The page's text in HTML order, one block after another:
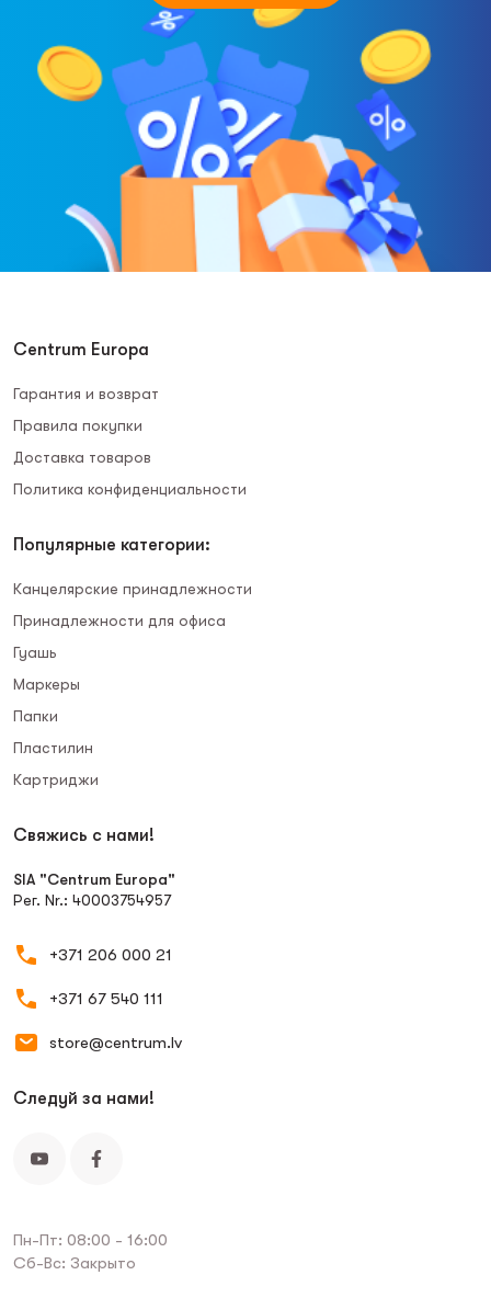
Centrum Europa
Гарантия и возврат
Правила покупки
Доставка товаров
Политика конфиденциальности
Популярные категории:
Канцелярские принадлежности
Принадлежности для офиса
Гуашь
Маркеры
Папки
Пластилин
Картриджи
Свяжись с нами!
SIA "Centrum Europa"
Рег. Nr.: 40003754957
+371 206 000 21
+371 67 540 111
store@centrum.lv
Следуй за нами!
Пн-Пт: 08:00 - 16:00
Сб-Вс: Закрыто